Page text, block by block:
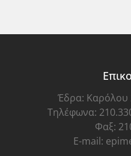
Έδρα: Καρόλου
Τηλέφωνα:
Φαξ:
E-mail: